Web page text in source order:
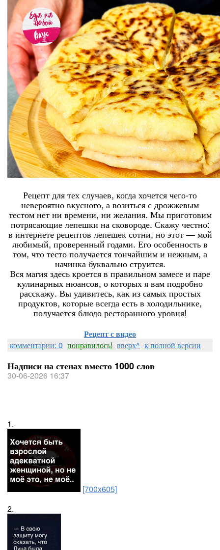
Рецепт для тех случаев, когда хочется чего-то
невероятно вкусного, а возиться с дрожжевым
тестом нет ни времени, ни желания. Мы приготовим
потрясающие лепешки на сковороде. Скажу честно:
в интернете рецептов лепешек сотни, но этот — мой
любимый, проверенный годами. Его особенность в
том, что тесто получается тончайшим и нежным, а
начинка буквально струится.
Вся магия здесь кроется в правильном замесе и паре
кулинарных нюансов, о которых я вам подробно
расскажу. Вы удивитесь, как из самых простых
продуктов, которые всегда есть в холодильнике,
получается блюдо ресторанного уровня!
Рецепт с видео
комментарии: 0 понравилось! вверх^ к полной версии
Надписи на стенах вместо 1000 слов
30-06-2026 16:37
1.
[700x605]
2.